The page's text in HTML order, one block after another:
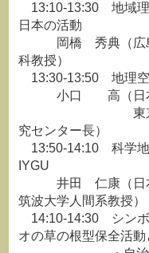
13:10-13:30 地域理
日本の活動
岡橋 秀典（広島
科教授）
13:30-13:50 地理空
小口 高（日本学
東京大学空
究センター長）
13:50-14:10 科学地
IYGU
井田 仁康（日本
筑波大学人間系教授）
14:10-14:30 シンボ
オの草の根型保全活動